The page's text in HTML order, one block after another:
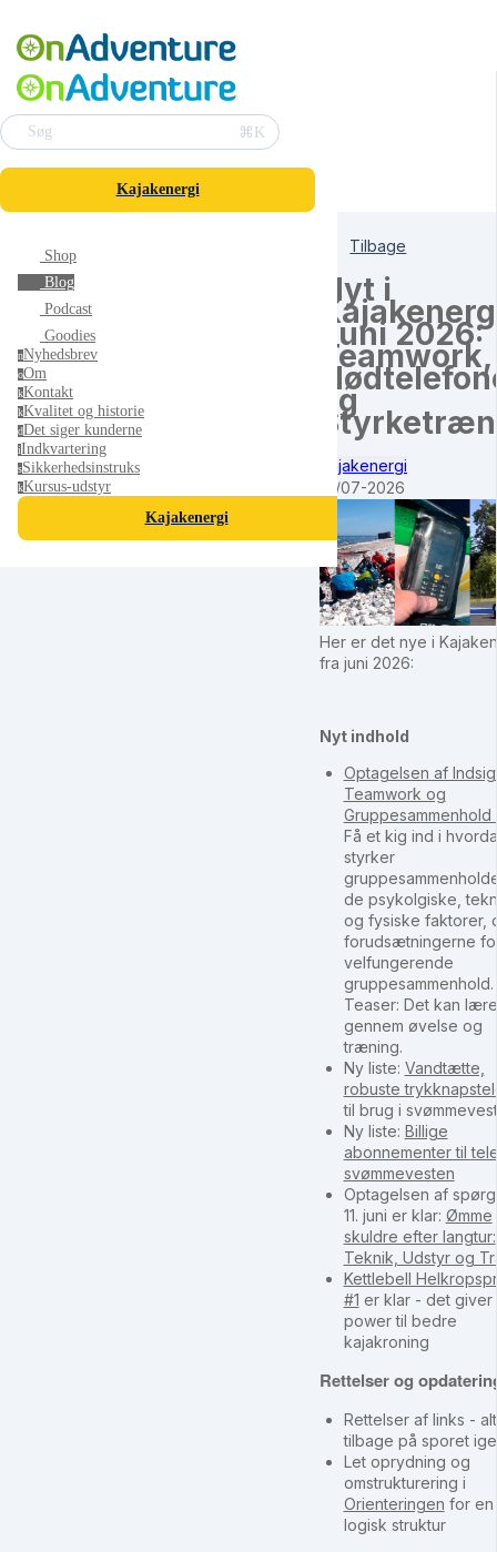
Søg ⌘K
Kajakenergi
Shop
Blog
Podcast
Goodies
nNyhedsbrev
oOm
kKontakt
kKvalitet og historie
dDet siger kunderne
iIndkvartering
sSikkerhedsinstruks
kKursus-udstyr
Kajakenergi
Tilbage
Nyt i
Juni 2026:
Teamwork,
og
Kajakenergi
01/07-2026
Her er det nye i
fra juni 2026:
Nyt indhold
Optagelsen af
Teamwork og
Gruppesammenhold
Få et kig ind i
styrker
de psykolgiske,
og fysiske faktorer,
forudsætningerne
velfungerende
gruppesammenhold.
Teaser: Det kan
gennem øvelse og
træning.
Ny liste: Vandtætte,
robuste
til brug i
Ny liste: Billige
abonnementer til
svømmevesten
Optagelsen af
11. juni er klar: Ømme
skuldre efter langtur:
Teknik, Udstyr og
Kettlebell
#1 er klar - det giver
power til bedre
kajakroning
Rettelser og
Rettelser af links -
tilbage på sporet
Let oprydning og
omstrukturering i
Orienteringen for en
logisk struktur